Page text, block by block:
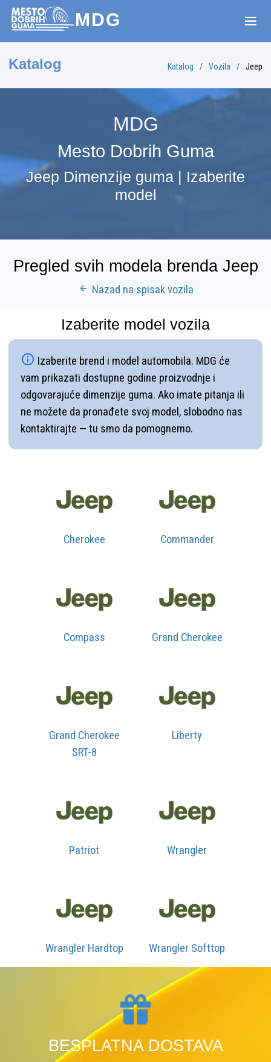
MDG
Katalog Katalog Vozila Jeep
MDG
Mesto Dobrih Guma
Jeep Dimenzije guma | Izaberite
model
Pregled svih modela brenda Jeep
Nazad na spisak vozila
Izaberite model vozila
Izaberite brend i model automobila. MDG će
vam prikazati dostupne godine proizvodnje i
odgovarajuće dimenzije guma. Ako imate pitanja ili
ne možete da pronađete svoj model, slobodno nas
kontaktirajte — tu smo da pomognemo.
Cherokee Commander
Compass Grand Cherokee
Grand Cherokee
SRT-8
Liberty
Patriot Wrangler
Wrangler Hardtop Wrangler Softtop
BESPLATNA DOSTAVA